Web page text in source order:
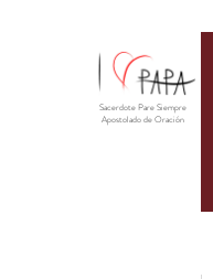
Sacerdote Pare Siempre
Apostolado de Oración